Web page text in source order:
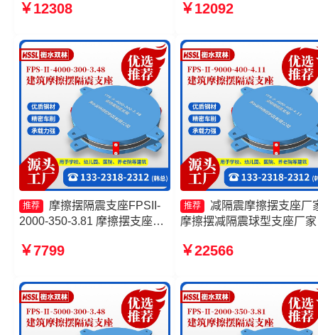
隔震支座FPS-Ⅱ-2000-500-
震支座生产厂家
￥12308
3.81厂家 FPS支座源头工厂
400-4.11源头工厂
￥12092
推荐
摩擦摆隔震支座FPSII-
2000-350-3.81 摩擦摆支座价
5000-400-4.11源头工厂 建筑
￥7799
推荐
减隔震摩擦摆支座厂
摩擦摆减隔震球型支座厂
FPSII-9000-350-3.81
￥22566